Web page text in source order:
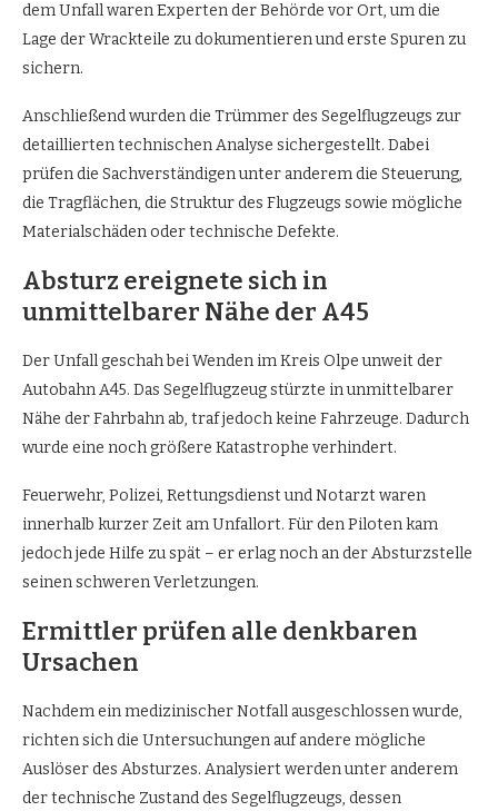
dem Unfall waren Experten der Behörde vor Ort, um die
Lage der Wrackteile zu dokumentieren und erste Spuren zu
sichern.
Anschließend wurden die Trümmer des Segelflugzeugs zur
detaillierten technischen Analyse sichergestellt. Dabei
prüfen die Sachverständigen unter anderem die Steuerung,
die Tragflächen, die Struktur des Flugzeugs sowie mögliche
Materialschäden oder technische Defekte.
Absturz ereignete sich in
unmittelbarer Nähe der A45
Der Unfall geschah bei Wenden im Kreis Olpe unweit der
Autobahn A45. Das Segelflugzeug stürzte in unmittelbarer
Nähe der Fahrbahn ab, traf jedoch keine Fahrzeuge. Dadurch
wurde eine noch größere Katastrophe verhindert.
Feuerwehr, Polizei, Rettungsdienst und Notarzt waren
innerhalb kurzer Zeit am Unfallort. Für den Piloten kam
jedoch jede Hilfe zu spät – er erlag noch an der Absturzstelle
seinen schweren Verletzungen.
Ermittler prüfen alle denkbaren
Ursachen
Nachdem ein medizinischer Notfall ausgeschlossen wurde,
richten sich die Untersuchungen auf andere mögliche
Auslöser des Absturzes. Analysiert werden unter anderem
der technische Zustand des Segelflugzeugs, dessen